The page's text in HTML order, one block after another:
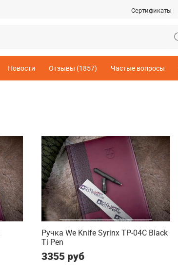
Сертификаты
Новости Отзывы (1857) Частые вопросы
Ручка We Knife Syrinx TP-04C Black
Ti Pen
3355 руб